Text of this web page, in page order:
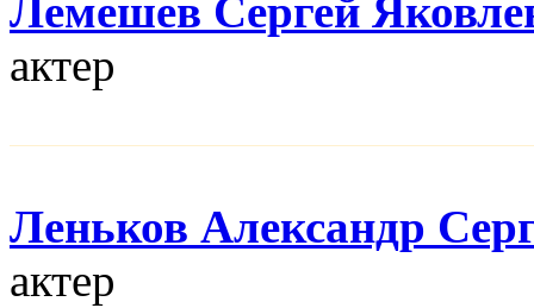
Лемешев Сергей
актер
Леньков Александр
актер